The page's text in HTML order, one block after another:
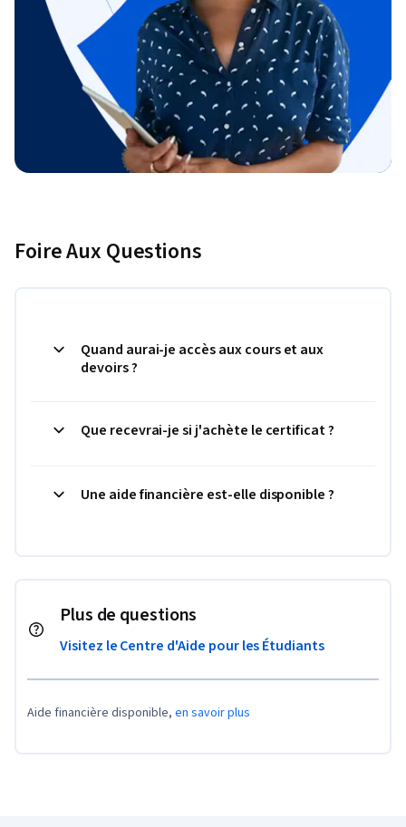
Foire Aux Questions
Quand aurai-je accès aux cours et aux
devoirs ?
Que recevrai-je si j'achète le certificat ?
Une aide financière est-elle disponible ?
Plus de questions
Visitez le Centre d'Aide pour les Étudiants
Aide financière disponible, en savoir plus